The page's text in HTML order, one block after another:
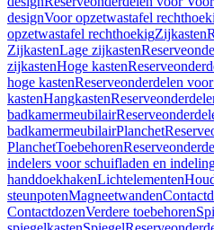
designVoor opzetwastafel
opzetwastafel rechthoekigZijkasten
ZijkastenLage zijkasten
zijkastenHoge kasten
hoge kastenReserveonderdelen
kastenHangkasten
badkamermeubilair
badkamermeubilairPlanchet
PlanchetToebehoren
indelers voor schuifladen en
handdoekhakenLichtelementen
steunpotenMagneetwanden
ContactdozenVerdere toebehoren